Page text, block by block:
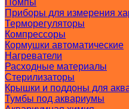
Помпы
Приборы для измерения
Терморегуляторы
Компрессоры
Кормушки автоматические
Нагреватели
Расходные материалы
Стерилизаторы
Крышки и поддоны для
Тумбы под аквариумы